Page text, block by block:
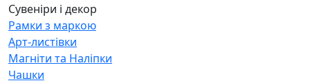
Сувеніри і декор
Рамки з маркою
Арт-листівки
Магніти та Наліпки
Чашки